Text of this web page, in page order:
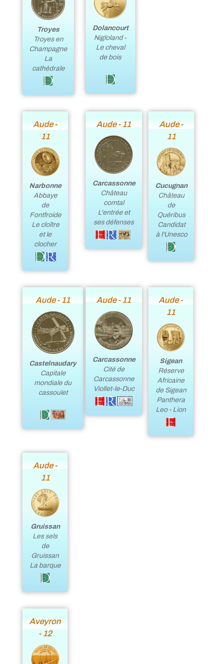
Troyes
Troyes en
Champagne
La
cathédrale
Dolancourt
Nigloland -
Le cheval
de bois
Aude -
11
Narbonne
Abbaye
de
Fontfroide
Le cloître
et le
clocher
Aude - 11
Carcassonne
Château
comtal
L'entrée et
ses défenses
Aude -
11
Cucugnan
Château
de
Quéribus
Candidat
à l'Unesco
Aude - 11
Castelnaudary
Capitale
mondiale du
cassoulet
Aude - 11
Carcassonne
Cité de
Carcassonne
Viollet-le-Duc
Aude -
11
Sigean
Réserve
Africaine
de Sigean
Panthera
Leo - Lion
Aude -
11
Gruissan
Les sels
de
Gruissan
La barque
Aveyron
- 12